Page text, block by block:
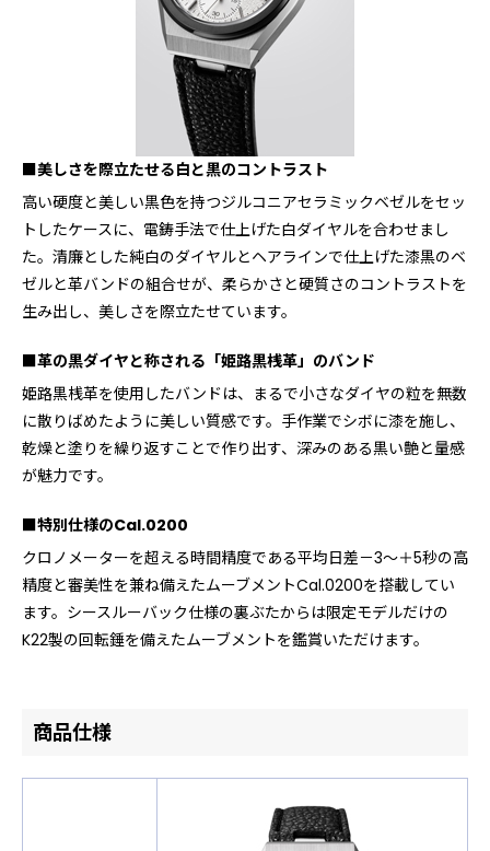
■美しさを際立たせる白と黒のコントラスト
⾼い硬度と美しい黒色を持つジルコニアセラミックベゼルをセッ
トしたケースに、電鋳手法で仕上げた白ダイヤルを合わせまし
た。清廉とした純白のダイヤルとヘアラインで仕上げた漆黒のベ
ゼルと革バンドの組合せが、柔らかさと硬質さのコントラストを
生み出し、美しさを際立たせています。
■革の黒ダイヤと称される「姫路黒桟革」のバンド
姫路黒桟革を使用したバンドは、まるで小さなダイヤの粒を無数
に散りばめたように美しい質感です。手作業でシボに漆を施し、
乾燥と塗りを繰り返すことで作り出す、深みのある黒い艶と量感
が魅力です。
■特別仕様のCal.0200
クロノメーターを超える時間精度である平均日差－3～＋5秒の高
精度と審美性を兼ね備えたムーブメントCal.0200を搭載してい
ます。シースルーバック仕様の裏ぶたからは限定モデルだけの
K22製の回転錘を備えたムーブメントを鑑賞いただけます。
商品仕様